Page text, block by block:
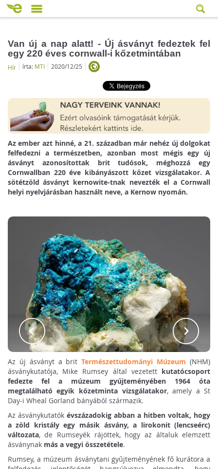
Van új a nap alatt! - Új ásványt fedeztek fel
egy 220 éves cornwall-i kőzetmintában
Hír írta: MTI 2020/12/25
Az ember azt hinné, a 21. században már nehéz új dolgokat
felfedezni a természetben, azonban most mégis egy új
ásványt azonosítottak brit tudósok, méghozzá egy
Cornwallban 220 éve kibányászott kőzet vizsgálatakor. A
sötétzöld ásványt kernowite-tnak nevezték el a Cornwall
helyi nyelvjárásban használt neve, a Kernow nyomán.
Az új ásványt a britTermészettudományi Múzeum (NHM)
ásványkutatója, Mike Rumsey által vezetett kutatócsoport
fedezte fel a múzeum gyűjteményében 1964 óta
megtalálható egyik kőzetminta vizsgálatakor, amely a St
Day-i Wheal Gorland bányából származik.
Az ásványkutatók évszázadokig abban a hitben voltak, hogy
a zöld kristály egy másik ásvány, a lirokonit (lencseérc)
változata, de Rumseyék rájöttek, hogy az általuk elemzett
ásványnak más a vegyi összetétele.
Rumsey, a múzeum ásványtani gyűjteményének fő kurátora a